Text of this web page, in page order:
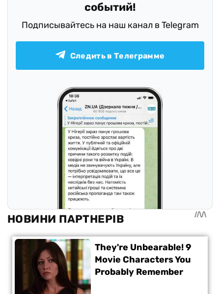
событий!
Подписывайтесь на наш канал в Telegram
Следить в Телеграмме